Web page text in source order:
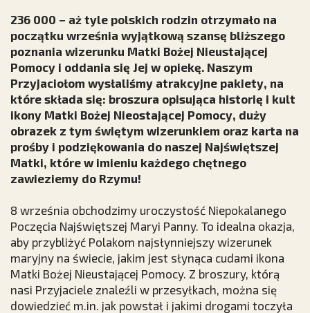
236 000 – aż tyle polskich rodzin otrzymało na
początku września wyjątkową szansę bliższego
poznania wizerunku Matki Bożej Nieustającej
Pomocy i oddania się Jej w opiekę. Naszym
Przyjaciołom wysłaliśmy atrakcyjne pakiety, na
które składa się: broszura opisująca historię i kult
ikony Matki Bożej Nieostającej Pomocy, duży
obrazek z tym świętym wizerunkiem oraz karta na
prośby i podziękowania do naszej Najświętszej
Matki, które w imieniu każdego chętnego
zawieziemy do Rzymu!
8 września obchodzimy uroczystość Niepokalanego
Poczęcia Najświętszej Maryi Panny. To idealna okazja,
aby przybliżyć Polakom najsłynniejszy wizerunek
maryjny na świecie, jakim jest słynąca cudami ikona
Matki Bożej Nieustającej Pomocy. Z broszury, którą
nasi Przyjaciele znaleźli w przesyłkach, można się
dowiedzieć m.in. jak powstał i jakimi drogami toczyła